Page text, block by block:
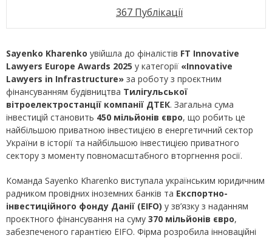
367 Публікації
Sayenko Kharenko увійшла до фіналістів FT Innovative
Lawyers Europe Awards 2025 у категорії «Innovative
Lawyers in Infrastructure» за роботу з проєктним
фінансуванням будівництва Тилігульської
вітроелектростанції компанії ДТЕК. Загальна сума
інвестицій становить 450 мільйонів євро, що робить це
найбільшою приватною інвестицією в енергетичний сектор
України в історії та найбільшою інвестицією приватного
сектору з моменту повномасштабного вторгнення росії.
Команда Sayenko Kharenko виступала українським юридичним
радником провідних іноземних банків та Експортно-
інвестиційного фонду Данії (EIFO) у зв’язку з наданням
проєктного фінансування на суму 370 мільйонів євро,
забезпеченого гарантією EIFO. Фірма розробила інноваційні